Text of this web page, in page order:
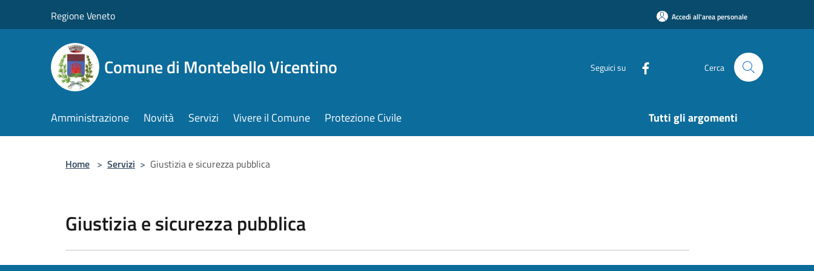
Regione Veneto Accedi all'area personale
Comune di Montebello Vicentino Seguici su Cerca
Amministrazione Novità Servizi Vivere il Comune Protezione Civile Tutti gli argomenti
Home > Servizi > Giustizia e sicurezza pubblica
Giustizia e sicurezza pubblica